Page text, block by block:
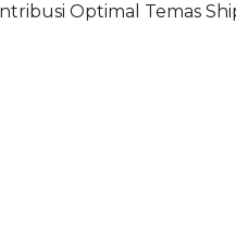
Optimal Temas